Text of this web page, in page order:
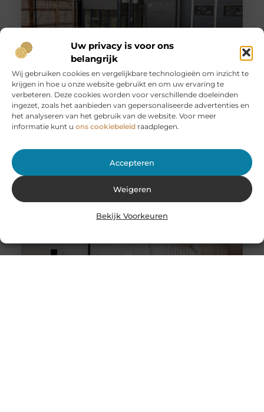
Uw privacy is voor ons
belangrijk
Wij gebruiken cookies en vergelijkbare technologieën om inzicht te
krijgen in hoe u onze website gebruikt en om uw ervaring te
verbeteren. Deze cookies worden voor verschillende doeleinden
ingezet, zoals het aanbieden van gepersonaliseerde advertenties en
het analyseren van het gebruik van de website. Voor meer
informatie kunt u ons cookiebeleid raadplegen.
Accepteren
Weigeren
Bekijk Voorkeuren
Huur een aanhanger of autoambulance bij JobCar –
Voor elk vervoer de juiste oplossing
Bij JobCar in Etten-Leur bent u aan het juiste adres voor
het huren van aanhangers en autoambulances. Of u nu